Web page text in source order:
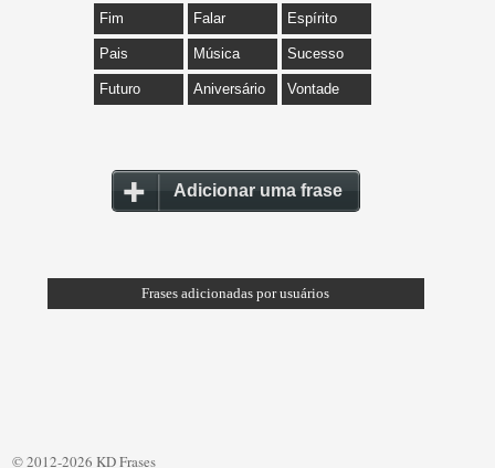
Fim Falar Espírito
Pais Música Sucesso
Futuro Aniversário Vontade
Adicionar uma frase
Frases adicionadas por usuários
© 2012-2026 KD Frases